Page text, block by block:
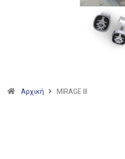
Αρχική MIRAGE III